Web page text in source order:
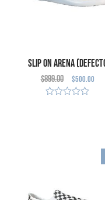
Slip on Arena
Cosmético)
$899.00 $500.00